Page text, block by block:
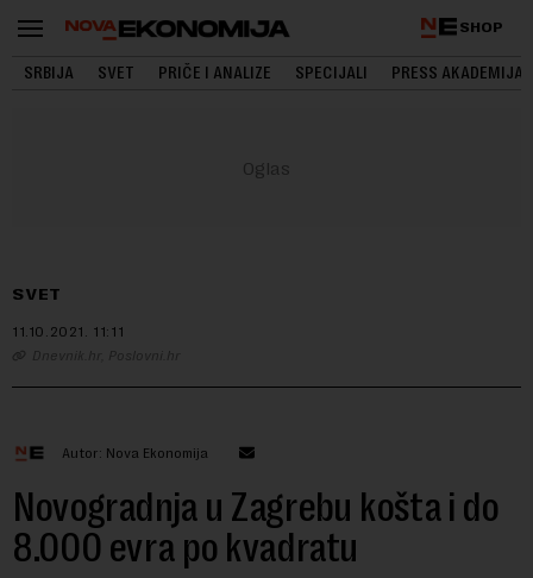
SHOP
SRBIJA SVET PRIČE I ANALIZE SPECIJALI PRESS AKADEMIJA
SVET
11.10.2021. 11:11
Dnevnik.hr, Poslovni.hr
Autor: Nova Ekonomija
Novogradnja u Zagrebu košta i do
8.000 evra po kvadratu